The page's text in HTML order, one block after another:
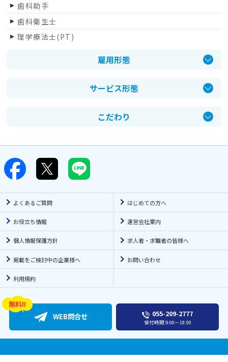
富士川町
身延町
歯科助手
歯科衛生士
理学療法士(PT)
臨床心理士
薬剤師
言語聴覚士(ST)
診療放射線技師
調理師
鍼灸師
雇用形態
サービス形態
看護小規模多機能
ショートステイ
訪問看護
有料老人ホーム
特別養護老人ホーム
訪問介護
居宅介護支援
グループホーム
サービス付き高齢者向け住宅
放課後等デイサービス
障がい者施設
その他介護・福祉施設
一般病院
こだわり
夜勤多め
早番勤務のみ
土日祝休み
土日休み
年休110日〜
日曜休み
短時間勤務OK（扶養内）
曜日・時間相談OK
完全週休2日制
週休2日制
よくあるご質問 はじめての方へ
お役立ち情報 運営会社案内
個人情報保護方針 求人者・求職者の皆様へ
掲載をご検討中の企業様へ お問い合わせ
利用規約
055-209-2777
受付時間 9:00－18:00
WEB問合せ